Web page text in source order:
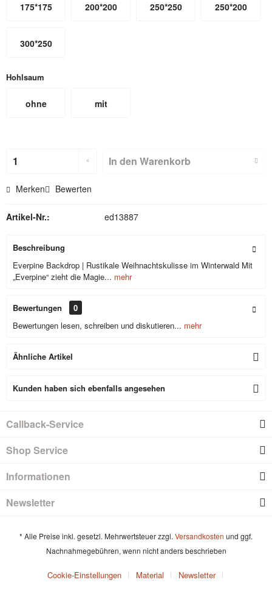
175*175 200*200 250*250 250*200
300*250
Hohlsaum
ohne
mit
In den Warenkorb
Merken Bewerten
Artikel-Nr.: ed13887
Beschreibung
Everpine Backdrop | Rustikale Weihnachtskulisse im Winterwald Mit
„Everpine“ zieht die Magie... mehr
Bewertungen
0
Bewertungen lesen, schreiben und diskutieren... mehr
Ähnliche Artikel
Kunden haben sich ebenfalls angesehen
Callback-Service
Shop Service
Informationen
Newsletter
* Alle Preise inkl. gesetzl. Mehrwertsteuer zzgl. Versandkosten und ggf.
Nachnahmegebühren, wenn nicht anders beschrieben
Cookie-Einstellungen Material
Newsletter